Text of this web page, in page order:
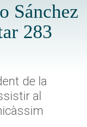
Sánchez
283
de la
al